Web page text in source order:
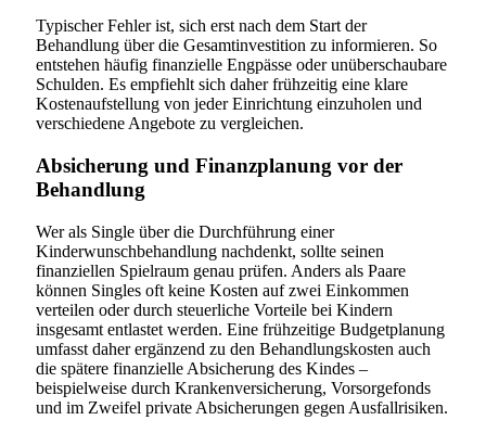
Typischer Fehler ist, sich erst nach dem Start der
Behandlung über die Gesamtinvestition zu informieren. So
entstehen häufig finanzielle Engpässe oder unüberschaubare
Schulden. Es empfiehlt sich daher frühzeitig eine klare
Kostenaufstellung von jeder Einrichtung einzuholen und
verschiedene Angebote zu vergleichen.
Absicherung und Finanzplanung vor der
Behandlung
Wer als Single über die Durchführung einer
Kinderwunschbehandlung nachdenkt, sollte seinen
finanziellen Spielraum genau prüfen. Anders als Paare
können Singles oft keine Kosten auf zwei Einkommen
verteilen oder durch steuerliche Vorteile bei Kindern
insgesamt entlastet werden. Eine frühzeitige Budgetplanung
umfasst daher ergänzend zu den Behandlungskosten auch
die spätere finanzielle Absicherung des Kindes –
beispielweise durch Krankenversicherung, Vorsorgefonds
und im Zweifel private Absicherungen gegen Ausfallrisiken.